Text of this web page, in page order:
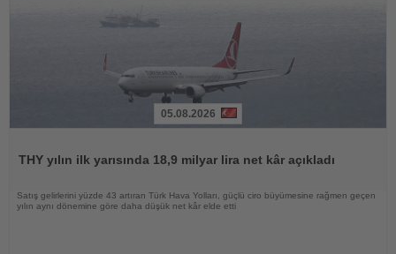
05.08.2026
THY yılın ilk yarısında 18,9 milyar lira net kâr açıkladı
Satış gelirlerini yüzde 43 artıran Türk Hava Yolları, güçlü ciro büyümesine rağmen geçen
yılın aynı dönemine göre daha düşük net kâr elde etti